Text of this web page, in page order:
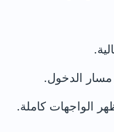
مسار الدخول.
الواجهات كاملة.